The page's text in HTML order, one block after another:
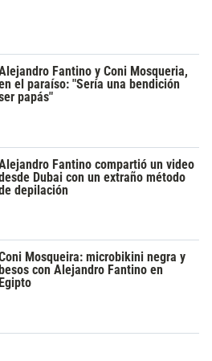
Fantino y Coni Mosqueria,
el paraíso: "Sería una bendición
papás"
Fantino compartió un video
Dubai con un extraño método
depilación
Mosqueira: microbikini negra y
con Alejandro Fantino en
Egipto